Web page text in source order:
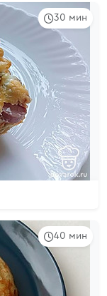
30 мин
40 мин